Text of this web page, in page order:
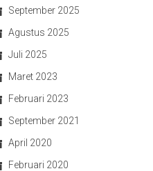
September 2025
Agustus 2025
Juli 2025
Maret 2023
Februari 2023
September 2021
April 2020
Februari 2020